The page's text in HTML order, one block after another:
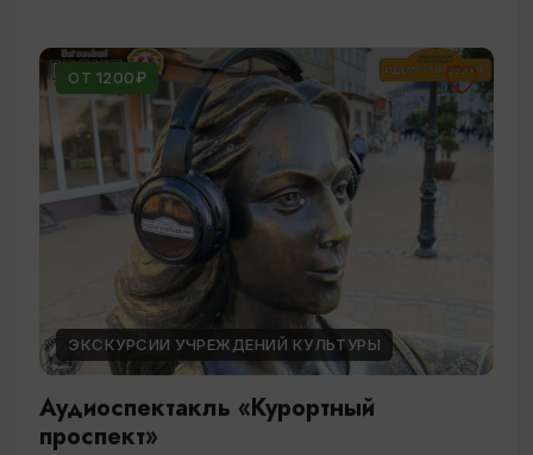
ОТ 1200₽
ЭКСКУРСИИ УЧРЕЖДЕНИЙ КУЛЬТУРЫ
Аудиоспектакль «Курортный
проспект»